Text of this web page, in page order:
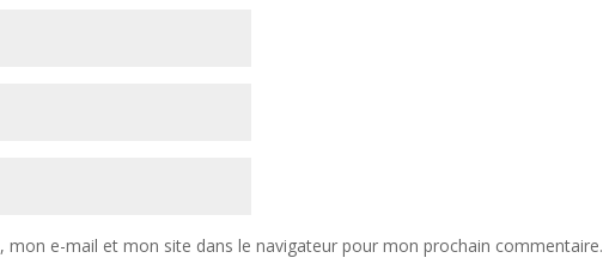
mon e-mail et mon site dans le navigateur pour mon prochain commentaire.